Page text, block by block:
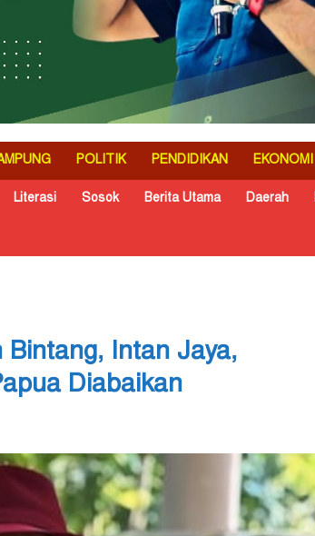
POLITIK PENDIDIKAN EKONOMI
Literasi Sosok Berita Utama Daerah
Bintang, Intan Jaya,
Diabaikan